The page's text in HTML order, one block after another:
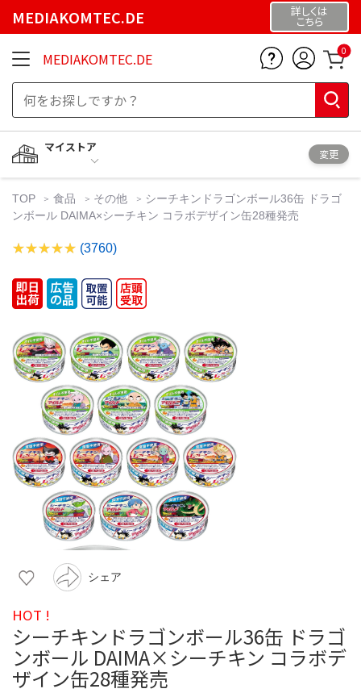
MEDIAKOMTEC.DE 詳しくは
こちら
MEDIAKOMTEC.DE 0
マイストア
変更
TOP 食品 その他
シーチキンドラゴンボール36缶 ドラゴ
ンボール DAIMA×シーチキン コラボデザイン缶28種発売
(3760)
シェア
HOT !
シーチキンドラゴンボール36缶 ドラゴ
ンボール DAIMA×シーチキン コラボデ
ザイン缶28種発売